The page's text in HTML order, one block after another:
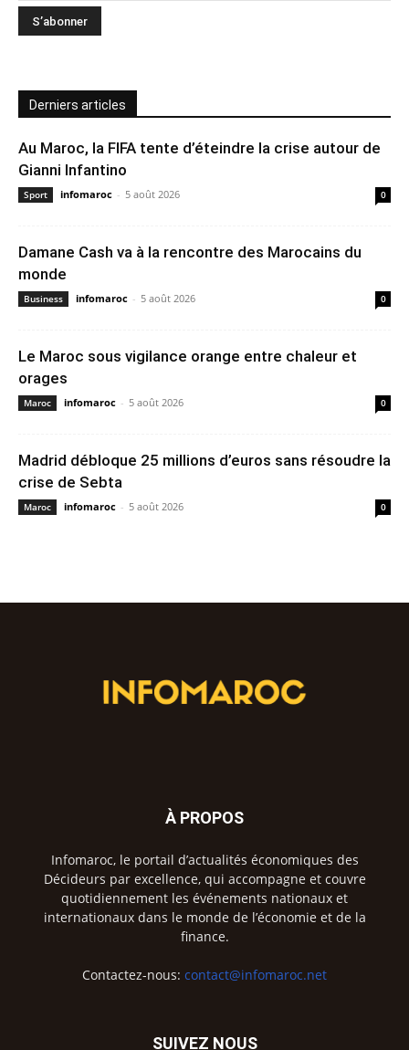
Derniers articles
Au Maroc, la FIFA tente d’éteindre la crise autour de
Gianni Infantino
Sport infomaroc - 5 août 2026 0
Damane Cash va à la rencontre des Marocains du
monde
Business infomaroc - 5 août 2026 0
Le Maroc sous vigilance orange entre chaleur et
orages
Maroc infomaroc - 5 août 2026 0
Madrid débloque 25 millions d’euros sans résoudre la
crise de Sebta
Maroc infomaroc - 5 août 2026 0
À PROPOS
Infomaroc, le portail d’actualités économiques des
Décideurs par excellence, qui accompagne et couvre
quotidiennement les événements nationaux et
internationaux dans le monde de l’économie et de la
finance.
Contactez-nous: contact@infomaroc.net
SUIVEZ NOUS